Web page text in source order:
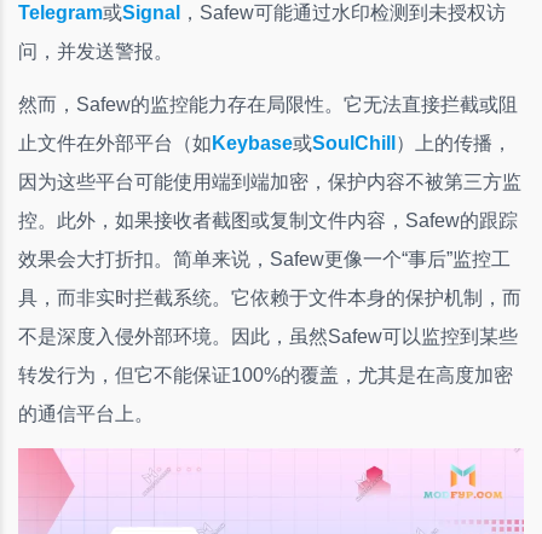
Telegram或Signal
，Safew可能通过水印检测到未授权访
问，并发送警报。
然而，Safew的监控能力存在局限性。它无法直接拦截或阻
止文件在外部平台（如 Keybase或SoulChill ）上的传播，
因为这些平台可能使用端到端加密，保护内容不被第三方监
控。此外，如果接收者截图或复制文件内容，Safew的跟踪
效果会大打折扣。简单来说，Safew更像一个“事后”监控工
具，而非实时拦截系统。它依赖于文件本身的保护机制，而
不是深度入侵外部环境。因此，虽然Safew可以监控到某些
转发行为，但它不能保证100%的覆盖，尤其是在高度加密
的通信平台上。